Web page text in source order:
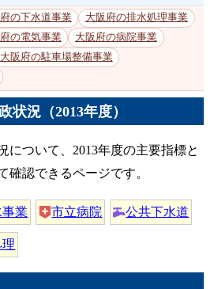
の下水道事業
大阪府の排水処理事業
の電気事業
大阪府の病院事業
大阪府の駐車場整備事業
状況（2013年度）
について、2013年度の主要指標と
確認できるページです。
業 市立病院 公共下水道